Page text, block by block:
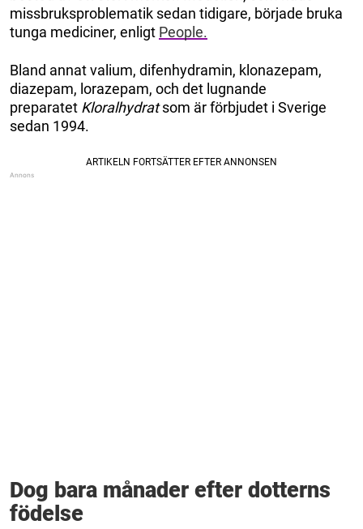
missbruksproblematik sedan tidigare, började bruka
tunga mediciner, enligt People.
Bland annat valium, difenhydramin, klonazepam,
diazepam, lorazepam, och det lugnande
preparatet Kloralhydratsom är förbjudet i Sverige
sedan 1994.
Dog bara månader efter dotterns
födelse